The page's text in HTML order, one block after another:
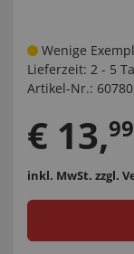
Wenige
Lieferzeit: 2 - 5
Artikel-Nr.:
€ 13,99
inkl. MwSt. zzgl.